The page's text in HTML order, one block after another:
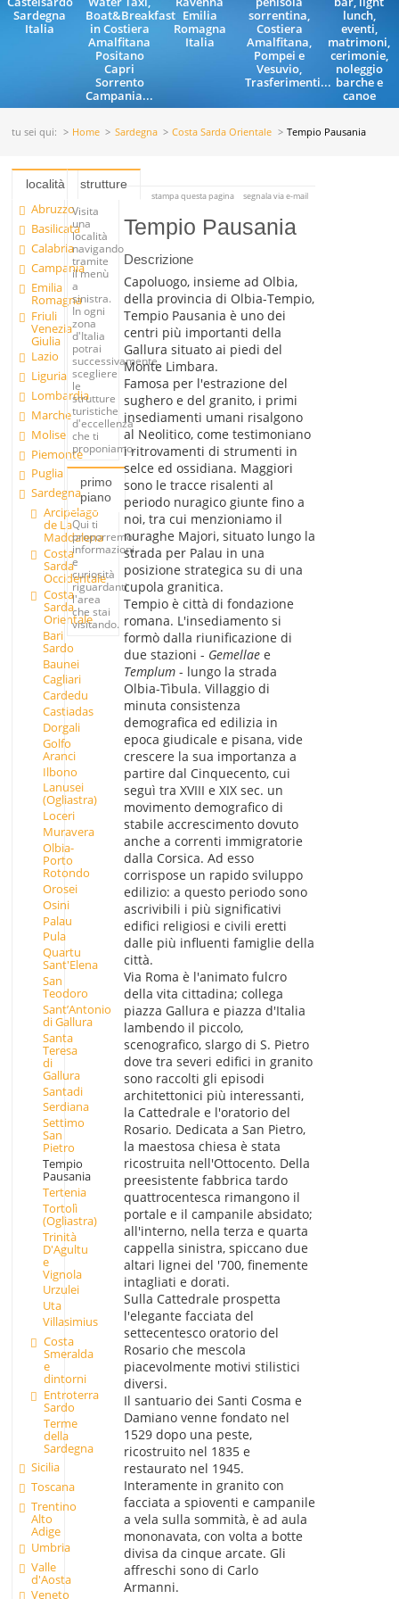
Sardegna
Italia
Boat&Breakfast
in Costiera
Amalfitana
Positano
Capri
Sorrento
Campania...
Emilia
Romagna
Italia
sorrentina,
Costiera
Amalfitana,
Pompei e
Vesuvio,
Trasferimenti...
lunch,
eventi,
matrimoni,
cerimonie,
noleggio
barche e
canoe
tu sei qui: Home Sardegna Costa Sarda Orientale Tempio Pausania
località
Abruzzo
Basilicata
Calabria
Campania
Emilia
Romagna
Friuli
Venezia
Giulia
Lazio
Liguria
Lombardia
Marche
Molise
Piemonte
Puglia
Sardegna
Arcipelago
de La
Maddalena
Costa
Sarda
Occidentale
Costa
Sarda
Orientale
Bari
Sardo
Baunei
Cagliari
Cardedu
Castiadas
Dorgali
Golfo
Aranci
Ilbono
Lanusei
(Ogliastra)
Loceri
Muravera
Olbia-
Porto
Rotondo
Orosei
Osini
Palau
Pula
Quartu
Sant'Elena
San
Teodoro
Sant’Antonio
di Gallura
Santa
Teresa
di
Gallura
Santadi
Serdiana
Settimo
San
Pietro
Tempio
Pausania
Tertenia
Tortolì
(Ogliastra)
Trinità
D'Agultu
e
Vignola
Urzulei
Uta
Villasimius
Costa
Smeralda
e
dintorni
Entroterra
Sardo
Terme
della
Sardegna
Sicilia
Toscana
Trentino
Alto
Adige
Umbria
Valle
d'Aosta
Veneto
strutture
Visita
una
località
navigando
tramite
il menù
a
sinistra.
In ogni
zona
d'Italia
potrai
successivamente
scegliere
le
strutture
turistiche
d'eccellenza
che ti
proponiamo.
primo
piano
Qui ti
proporremo
informazioni
e
curiosità
riguardanti
l'area
che stai
visitando.
stampa questa pagina segnala via e-mail
Tempio Pausania
Descrizione
Capoluogo, insieme ad Olbia,
della provincia di Olbia-Tempio,
Tempio Pausania è uno dei
centri più importanti della
Gallura situato ai piedi del
Monte Limbara.
Famosa per l'estrazione del
sughero e del granito, i primi
insediamenti umani risalgono
al Neolitico, come testimoniano
i ritrovamenti di strumenti in
selce ed ossidiana. Maggiori
sono le tracce risalenti al
periodo nuragico giunte fino a
noi, tra cui menzioniamo il
nuraghe Majori, situato lungo la
strada per Palau in una
posizione strategica su di una
cupola granitica.
Tempio è città di fondazione
romana. L'insediamento si
formò dalla riunificazione di
due stazioni - Gemellaee
Templum- lungo la strada
Olbia-Tìbula. Villaggio di
minuta consistenza
demografica ed edilizia in
epoca giudicale e pisana, vide
crescere la sua importanza a
partire dal Cinquecento, cui
seguì tra XVIII e XIX sec. un
movimento demografico di
stabile accrescimento dovuto
anche a correnti immigratorie
dalla Corsica. Ad esso
corrispose un rapido sviluppo
edilizio: a questo periodo sono
ascrivibili i più significativi
edifici religiosi e civili eretti
dalle più influenti famiglie della
città.
Via Roma è l'animato fulcro
della vita cittadina; collega
piazza Gallura e piazza d'Italia
lambendo il piccolo,
scenografico, slargo di S. Pietro
dove tra severi edifici in granito
sono raccolti gli episodi
architettonici più interessanti,
la Cattedrale e l'oratorio del
Rosario. Dedicata a San Pietro,
la maestosa chiesa è stata
ricostruita nell'Ottocento. Della
preesistente fabbrica tardo
quattrocentesca rimangono il
portale e il campanile absidato;
all'interno, nella terza e quarta
cappella sinistra, spiccano due
altari lignei del '700, finemente
intagliati e dorati.
Sulla Cattedrale prospetta
l'elegante facciata del
settecentesco oratorio del
Rosario che mescola
piacevolmente motivi stilistici
diversi.
Il santuario dei Santi Cosma e
Damiano venne fondato nel
1529 dopo una peste,
ricostruito nel 1835 e
restaurato nel 1945.
Interamente in granito con
facciata a spioventi e campanile
a vela sulla sommità, è ad aula
mononavata, con volta a botte
divisa da cinque arcate. Gli
affreschi sono di Carlo
Armanni.